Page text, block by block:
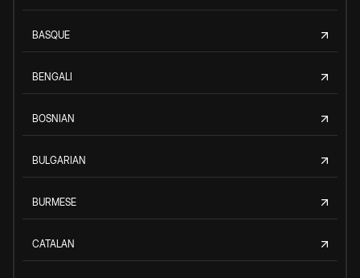
BASQUE
BENGALI
BOSNIAN
BULGARIAN
BURMESE
CATALAN